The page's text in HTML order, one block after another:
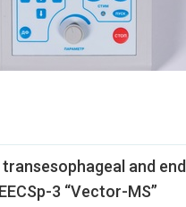
and
3 “Vector-MS”